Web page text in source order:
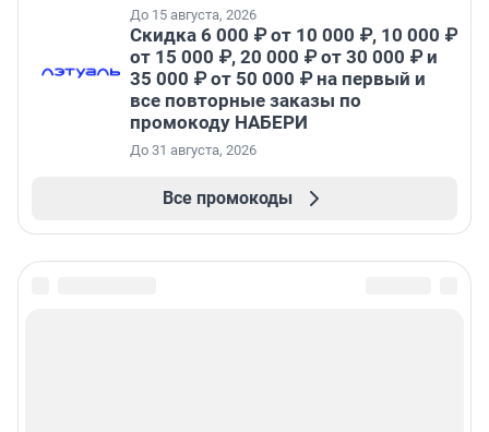
До 15 августа, 2026
Скидка 6 000 ₽ от 10 000 ₽, 10 000 ₽
от 15 000 ₽, 20 000 ₽ от 30 000 ₽ и
35 000 ₽ от 50 000 ₽ на первый и
все повторные заказы по
промокоду НАБЕРИ
До 31 августа, 2026
Все промокоды